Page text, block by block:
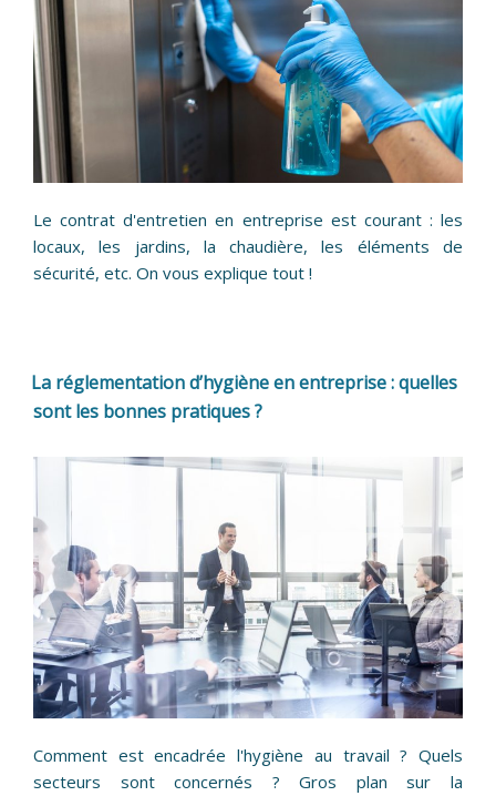
Le contrat d'entretien en entreprise est courant : les
locaux, les jardins, la chaudière, les éléments de
sécurité, etc. On vous explique tout !
La réglementation d’hygiène en entreprise : quelles
sont les bonnes pratiques ?
Comment est encadrée l'hygiène au travail ? Quels
secteurs sont concernés ? Gros plan sur la